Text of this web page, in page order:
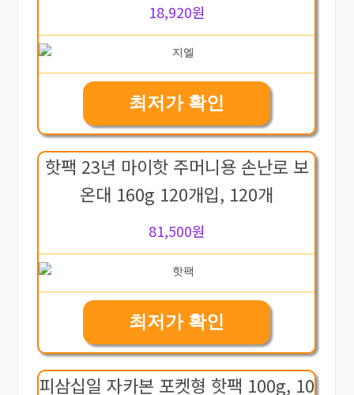
18,920원
최저가 확인
핫팩 23년 마이핫 주머니용 손난로 보
온대 160g 120개입, 120개
81,500원
최저가 확인
피삼십일 자카본 포켓형 핫팩 100g, 10